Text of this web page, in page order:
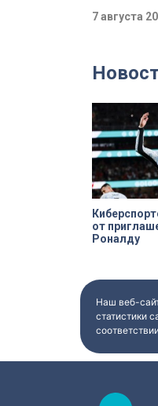
«Выборгское»
масштабный
действующих
объекты.
баллончик с
имущества, а
который не
с
7 августа
от
Роналду
Наш веб-
статистики